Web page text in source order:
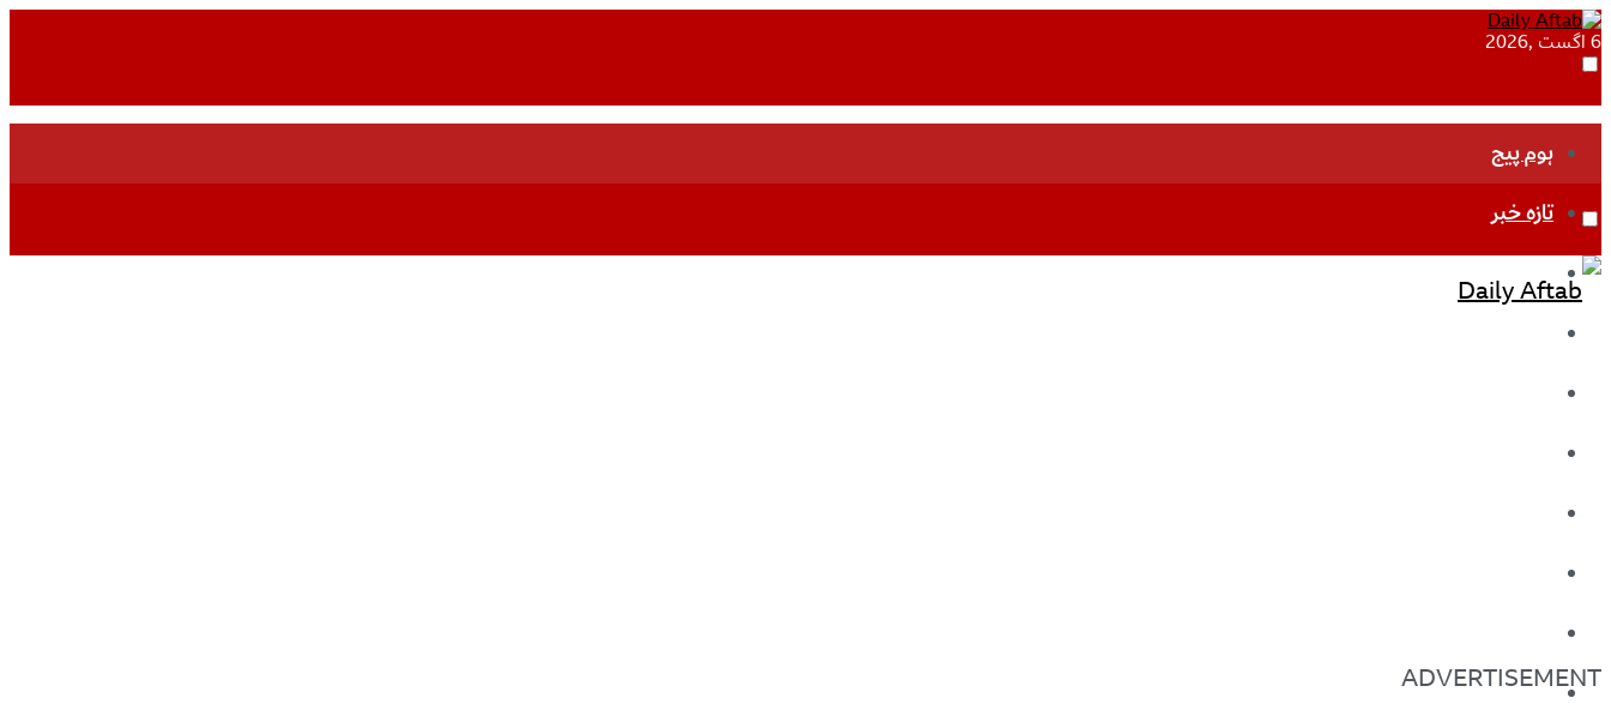
6 اگست ,2026
ہوم پیج
تازہ خبر
جموں و کشمیر
تفریح
ADVERTISEMENT